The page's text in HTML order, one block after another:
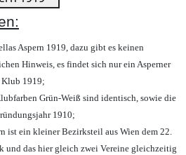
Aspern 1919, dazu gibt es keinen
Hinweis, es findet sich nur ein Asperner
Klub 1919;
Grün-Weiß sind identisch, sowie die
1910;
ist ein kleiner Bezirksteil aus Wien dem 22.
und das hier gleich zwei Vereine gleichzeitig